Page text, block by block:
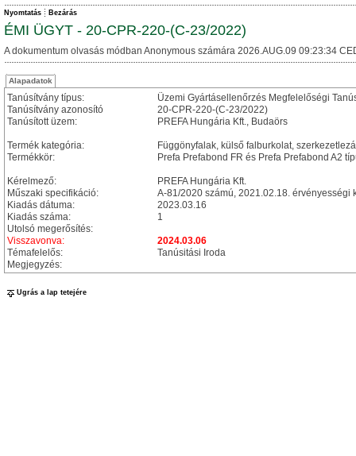
Nyomtatás Bezárás
ÉMI ÜGYT - 20-CPR-220-(C-23/2022)
A dokumentum olvasás módban Anonymous számára 2026.AUG.09 09:23:34
Alapadatok
Tanúsítvány típus:
Üzemi Gyártásellenőrzés Megfelelőségi
Tanúsítvány azonosító
20-CPR-220-(C-23/2022)
Tanúsított üzem:
PREFA Hungária Kft., Budaörs
Termék kategória:
Függönyfalak, külső falburkolat,
Termékkör:
Prefa Prefabond FR és Prefa Prefabond A2
Kérelmező:
PREFA Hungária Kft.
Műszaki specifikáció:
A-81/2020 számú, 2021.02.18. érvényességi
Kiadás dátuma:
2023.03.16
Kiadás száma:
1
Utolsó megerősítés:
Visszavonva:
2024.03.06
Témafelelős:
Tanúsitási Iroda
Megjegyzés:
Ugrás a lap tetejére